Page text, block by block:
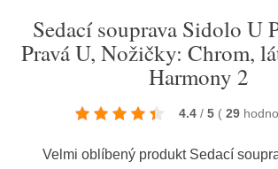
Sedací souprava Sidolo U
Pravá U, Nožičky: Chrom,
Harmony 2
4.4 / 5 ( 29
Velmi oblíbený produkt Sedací